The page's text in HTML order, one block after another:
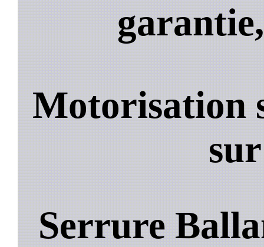
garantie,
Motorisation
Serrure